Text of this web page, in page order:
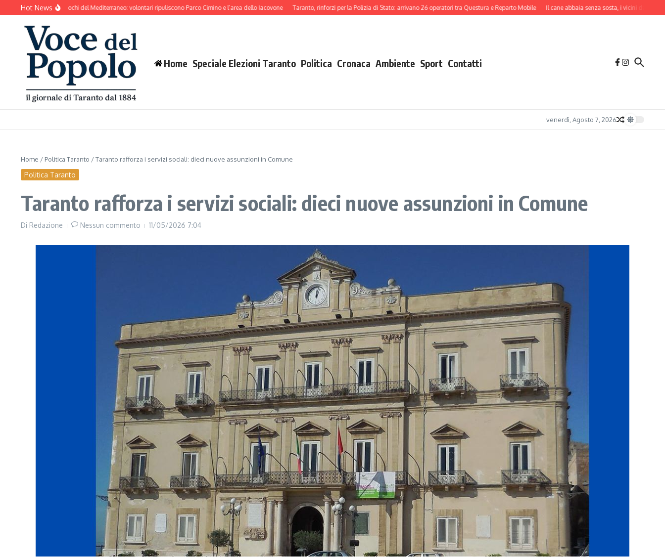
Salta al contenuto
Hot News
si prepara ai Giochi del Mediterraneo: volontari ripuliscono Parco Cimino e l’area dello Iacovone Taranto, rinforzi per la Polizia di Stato: arrivano 26 operatori tra Questura e Reparto Mobile Il cane abbaia senza sosta, i vicini danno
Home Speciale Elezioni Taranto Politica Cronaca Ambiente Sport Contatti
venerdì, Agosto 7, 2026
Home / Politica Taranto /Taranto rafforza i servizi sociali: dieci nuove assunzioni in Comune
Politica Taranto
Taranto rafforza i servizi sociali: dieci nuove assunzioni in Comune
Di Redazione Nessun commento 11/05/2026 7:04